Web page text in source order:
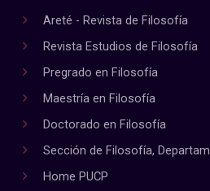
Areté - Revista de Filosofía
Revista Estudios de Filosofía
Pregrado en Filosofía
Maestría en Filosofía
Doctorado en Filosofía
Sección de Filosofía,
Home PUCP